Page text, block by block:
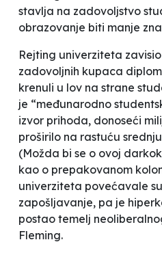
stavlja na zadovoljstvo
obrazovanje biti manje
Rejting univerziteta
zadovoljnih kupaca
krenuli u lov na strane
je “međunarodno
izvor prihoda, donoseći
proširilo na rastuću
(Možda bi se o ovoj
kao o prepakovanom
univerziteta povećavale
zapošljavanje, pa je
postao temelj
Fleming.